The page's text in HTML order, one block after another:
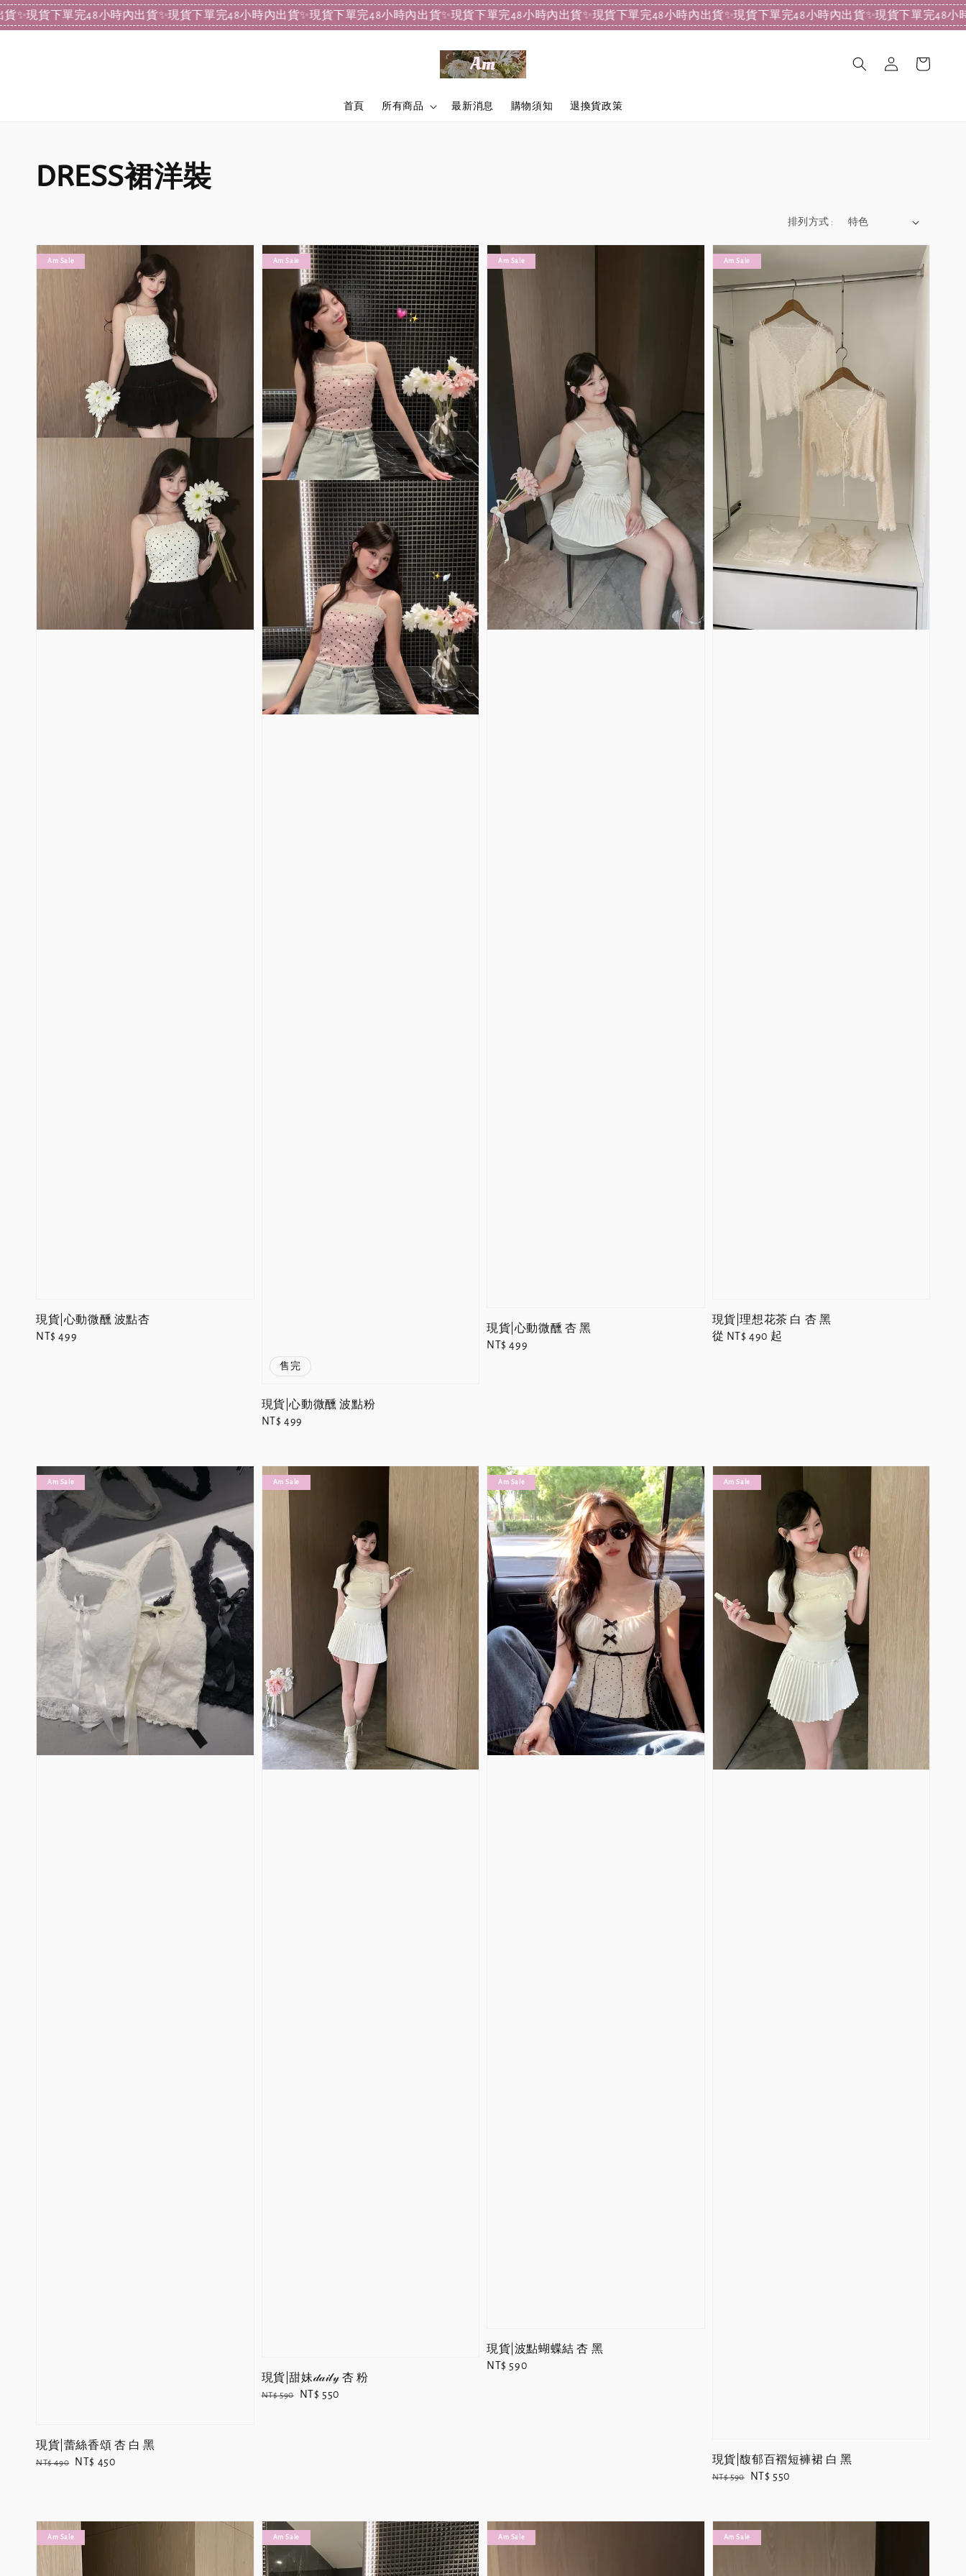
貨下單完48小時內出貨✨現貨下單完48小時內出貨✨現貨下單完48小時內出貨✨現貨下單完48小時內出貨✨現貨下單完48小時內出貨✨現貨下單完48小時內出貨✨現貨下單完48小時內出
首頁 所有商品 最新消息 購物須知 退換貨政策
DRESS裙洋裝
排列方式 :
Am Sale
現貨|心動微醺 波點杏
Regular
NT$ 499
售完
Am Sale
現貨|心動微醺 波點粉
Regular
NT$ 499
Am Sale
現貨|心動微醺 杏 黑
Regular
NT$ 499
Am Sale
現貨|理想花茶 白 杏 黑
Regular
從 NT$ 490 起
Am Sale
現貨|蕾絲香頌 杏 白 黑
Regular
NT$ 490
Sale
NT$ 450
Am Sale
現貨|甜妹𝒹𝒶𝒾𝓁𝓎 杏 粉
Regular
NT$ 590
Sale
NT$ 550
Am Sale
現貨|波點蝴蝶結 杏 黑
Regular
NT$ 590
Am Sale
現貨|馥郁百褶短褲裙 白 黑
Regular
NT$ 590
Sale
NT$ 550
Am Sale Am Sale Am Sale Am Sale